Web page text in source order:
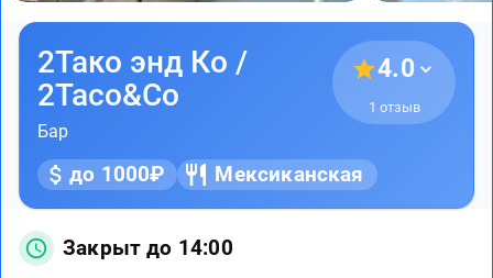
2Тако энд Ко /
2Taco&Co
Бар
4.0
1 отзыв
до 1000₽ Мексиканская
Закрыт до 14:00